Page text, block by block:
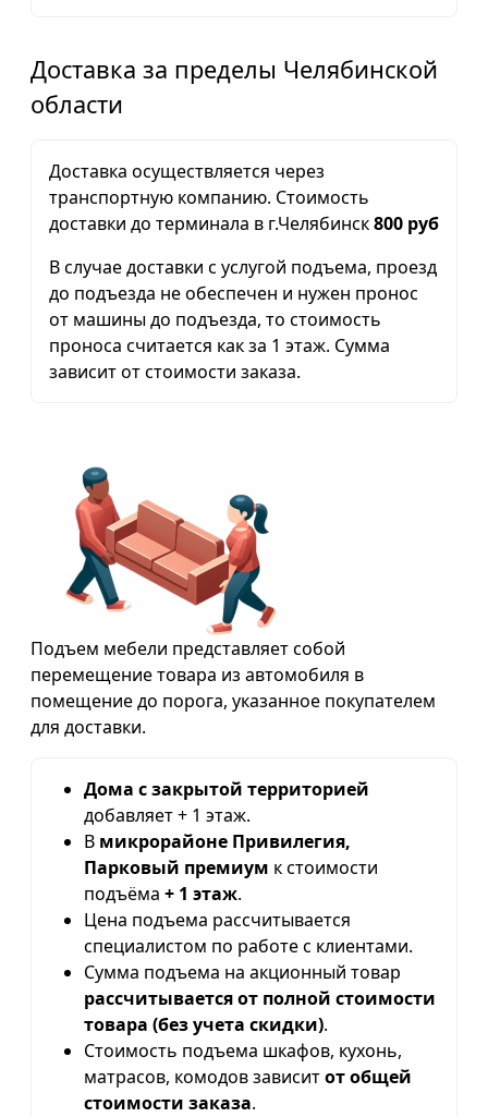
Доставка за пределы Челябинской
области
Доставка осуществляется через
транспортную компанию. Стоимость
доставки до терминала в г.Челябинск800 руб
В случае доставки с услугой подъема, проезд
до подъезда не обеспечен и нужен пронос
от машины до подъезда, то стоимость
проноса считается как за 1 этаж. Сумма
зависит от стоимости заказа.
Подъем мебели представляет собой
перемещение товара из автомобиля в
помещение до порога, указанное покупателем
для доставки.
Дома с закрытой территорией
добавляет + 1 этаж.
В микрорайоне Привилегия,
Парковый премиум к стоимости
подъёма + 1 этаж.
Цена подъема рассчитывается
специалистом по работе с клиентами.
Сумма подъема на акционный товар
рассчитывается от полной стоимости
товара (без учета скидки).
Стоимость подъема шкафов, кухонь,
матрасов, комодов зависитот общей
стоимости заказа.